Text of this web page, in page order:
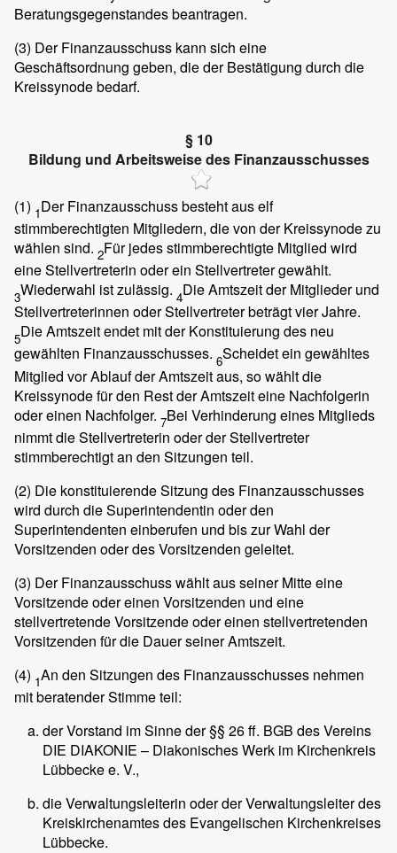
Beratungsgegenstandes beantragen.
(3) Der Finanzausschuss kann sich eine
Geschäftsordnung geben, die der Bestätigung durch die
Kreissynode bedarf.
§ 10
Bildung und Arbeitsweise des Finanzausschusses
(1) 1Der Finanzausschuss besteht aus elf
stimmberechtigten Mitgliedern, die von der Kreissynode zu
wählen sind. 2Für jedes stimmberechtigte Mitglied wird
eine Stellvertreterin oder ein Stellvertreter gewählt.
3Wiederwahl ist zulässig. 4Die Amtszeit der Mitglieder und
Stellvertreterinnen oder Stellvertreter beträgt vier Jahre.
5Die Amtszeit endet mit der Konstituierung des neu
gewählten Finanzausschusses. 6Scheidet ein gewähltes
Mitglied vor Ablauf der Amtszeit aus, so wählt die
Kreissynode für den Rest der Amtszeit eine Nachfolgerin
oder einen Nachfolger. 7Bei Verhinderung eines Mitglieds
nimmt die Stellvertreterin oder der Stellvertreter
stimmberechtigt an den Sitzungen teil.
(2) Die konstituierende Sitzung des Finanzausschusses
wird durch die Superintendentin oder den
Superintendenten einberufen und bis zur Wahl der
Vorsitzenden oder des Vorsitzenden geleitet.
(3) Der Finanzausschuss wählt aus seiner Mitte eine
Vorsitzende oder einen Vorsitzenden und eine
stellvertretende Vorsitzende oder einen stellvertretenden
Vorsitzenden für die Dauer seiner Amtszeit.
(4) 1An den Sitzungen des Finanzausschusses nehmen
mit beratender Stimme teil:
der Vorstand im Sinne der §§ 26 ff. BGB des Vereins
DIE DIAKONIE – Diakonisches Werk im Kirchenkreis
Lübbecke e. V.,
die Verwaltungsleiterin oder der Verwaltungsleiter des
Kreiskirchenamtes des Evangelischen Kirchenkreises
Lübbecke.